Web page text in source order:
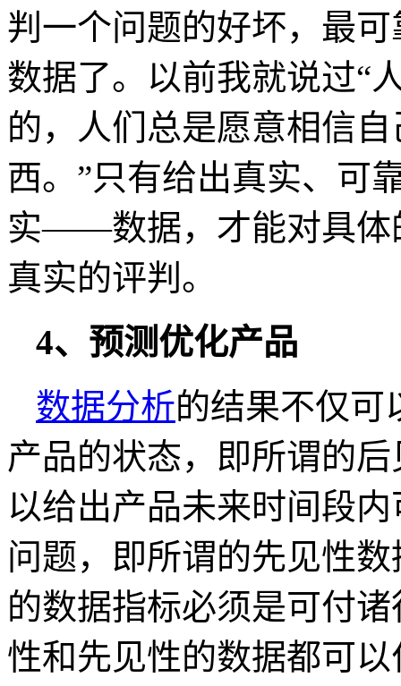
判一个问题的好坏，最
数据了。以前我就说过“
的，人们总是愿意相信
西。”只有给出真实、可
实——数据，才能对具体
真实的评判。
4、预测优化产品
数据分析的结果不仅可
产品的状态，即所谓的
以给出产品未来时间段
问题，即所谓的先见性
的数据指标必须是可付
性和先见性的数据都可